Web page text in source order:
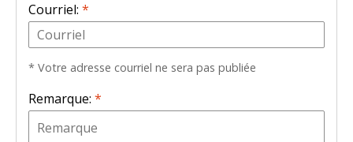
Courriel: *
* Votre adresse courriel ne sera pas publiée
Remarque: *